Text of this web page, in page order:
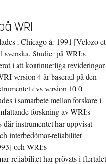
WRI
i Chicago år 1991 [Velozo et
Studier på WRI:s
i att kontinuerliga revideringar
version 4 är baserad på den
dvs version 10.0
i samarbete mellan forskare i
forskning av WRI:s
där instrumentet har uppvisat
interbedömar-reliabilitet
och WRI:s
reliabilitet har prövats i flertalet